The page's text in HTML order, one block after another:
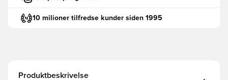
10 milioner tilfredse kunder siden 1995
Produktbeskrivelse